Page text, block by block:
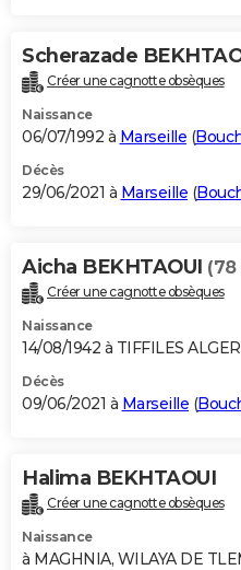
Scherazade
Créer une cagnotte obsèques
Naissance
06/07/1992 à Marseille (
Décès
29/06/2021 à Marseille (
Aicha BEKHTAOUI (78
Créer une cagnotte obsèques
Naissance
14/08/1942 à TIFFILES
Décès
09/06/2021 à Marseille (
Halima BEKHTAOUI
Créer une cagnotte obsèques
Naissance
à MAGHNIA, WILAYA DE